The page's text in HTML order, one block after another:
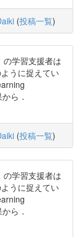
(投稿一覧)
学習支援者は
うに捉えてい
ら．
(投稿一覧)
学習支援者は
うに捉えてい
ら．